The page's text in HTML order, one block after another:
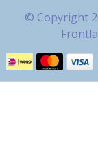
© Copyright